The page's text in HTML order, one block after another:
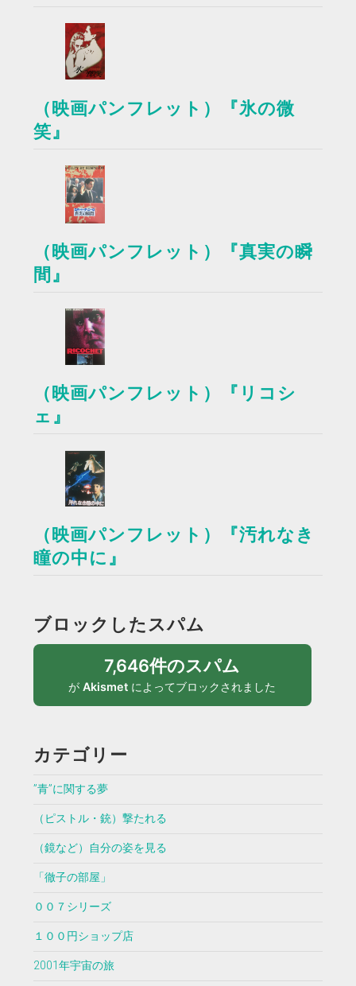
（映画パンフレット）『氷の微
笑』
（映画パンフレット）『真実の瞬
間』
（映画パンフレット）『リコシ
ェ』
（映画パンフレット）『汚れなき
瞳の中に』
ブロックしたスパム
7,646件のスパム
がAkismet によってブロックされました
カテゴリー
”青”に関する夢
（ピストル・銃）撃たれる
（鏡など）自分の姿を見る
「徹子の部屋」
００７シリーズ
１００円ショップ店
2001年宇宙の旅